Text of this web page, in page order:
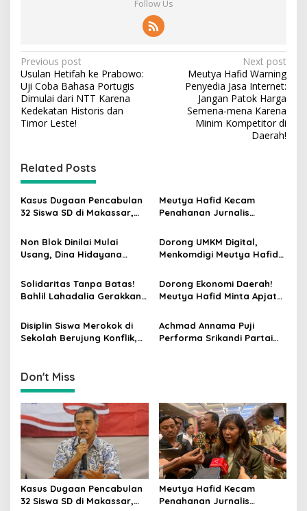
Follow Us
P
o
s
t
a
v
i
g
a
t
i
o
Previous post
Usulan Hetifah ke Prabowo:
Uji Coba Bahasa Portugis
Dimulai dari NTT Karena
Kedekatan Historis dan
Timor Leste!
Next post
Meutya Hafid Warning
Penyedia Jasa Internet:
Jangan Patok Harga
Semena-mena Karena
Minim Kompetitor di
Daerah!
Related Posts
Kasus Dugaan Pencabulan
32 Siswa SD di Makassar,
Hukuman Berat dan
Pendampingan Korban
Meutya Hafid Kecam
Penahanan Jurnalis
dalam Misi Kemanusiaan ke
Gaza
Non Blok Dinilai Mulai
Usang, Dina Hidayana
Cantik di Semua Blok
​Dorong UMKM Digital,
Menkomdigi Meutya Hafid
Pro Gratis
Solidaritas Tanpa Batas!
Bahlil Lahadalia Gerakkan
untuk Atasi Krisis Sumatera
Dorong Ekonomi Daerah!
Meutya Hafid Minta Apjatel
Digital yang Beri Manfaat
Nyata
Disiplin Siswa Merokok di
Sekolah Berujung Konflik,
Selesai di Internal
Achmad Annama Puji
Performa Srikandi Partai
Don't Miss
Kasus Dugaan Pencabulan
32 Siswa SD di Makassar,
Meutya Hafid Kecam
Penahanan Jurnalis